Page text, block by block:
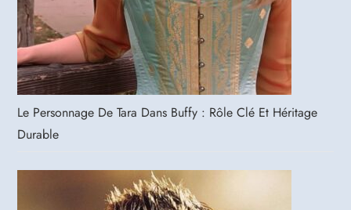
Le Personnage De Tara Dans Buffy : Rôle Clé Et Héritage
Durable